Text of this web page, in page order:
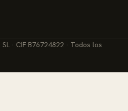
· CIF B76724822 · Todos los